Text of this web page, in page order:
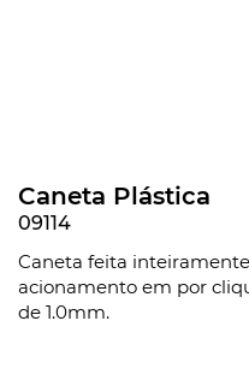
Caneta Plástica
09114
Caneta feita
acionamento em por
de 1.0mm.